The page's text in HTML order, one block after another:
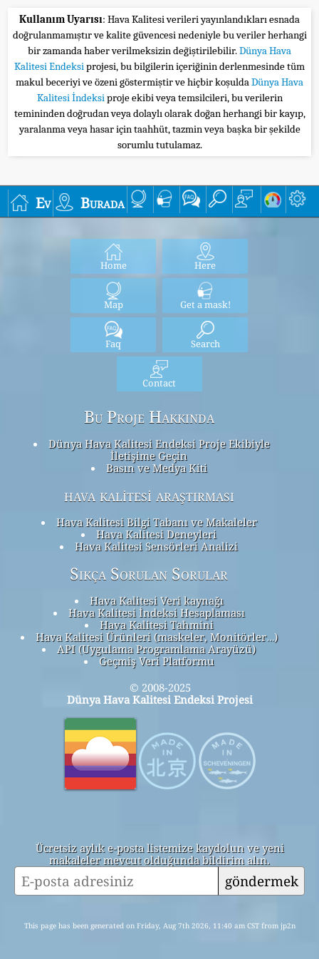
Kullanım Uyarısı: Hava Kalitesi verileri yayınlandıkları esnada
doğrulanmamıştır ve kalite güvencesi nedeniyle bu veriler herhangi
bir zamanda haber verilmeksizin değiştirilebilir.Dünya Hava
Kalitesi Endeksiprojesi, bu bilgilerin içeriğinin derlenmesinde tüm
makul beceriyi ve özeni göstermiştir ve hiçbir koşuldaDünya Hava
Kalitesi İndeksiproje ekibi veya temsilcileri, bu verilerin
temininden doğrudan veya dolaylı olarak doğan herhangi bir kayıp,
yaralanma veya hasar için taahhüt, tazmin veya başka bir şekilde
sorumlu tutulamaz.
Ev Burada
Home Here
Map Get a mask!
Faq Search
Contact
Bu Proje Hakkında
Dünya Hava Kalitesi Endeksi Proje Ekibiyle
İletişime Geçin
Basın ve Medya Kiti
hava kalitesi araştırması
Hava Kalitesi Bilgi Tabanı ve Makaleler
Hava Kalitesi Deneyleri
Hava Kalitesi Sensörleri Analizi
Sıkça Sorulan Sorular
Hava Kalitesi Veri kaynağı
Hava Kalitesi İndeksi Hesaplaması
Hava Kalitesi Tahmini
Hava Kalitesi Ürünleri (maskeler, Monitörler…)
API (Uygulama Programlama Arayüzü)
Geçmiş Veri Platformu
© 2008-2025
Dünya Hava Kalitesi Endeksi Projesi
Ücretsiz aylık e-posta listemize kaydolun ve yeni
makaleler mevcut olduğunda bildirim alın.
göndermek
This page has been generated on Friday, Aug 7th 2026, 11:40 am CST from jp2n